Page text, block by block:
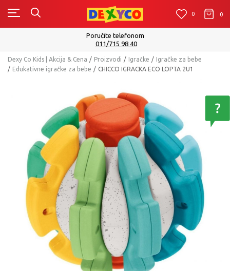
0 0 0
Poručite telefonom
011/715 98 40
Dexy Co Kids | Akcija & Cena Proizvodi Igračke
Igračke za bebe
Edukativne igračke za bebe
CHICCO IGRACKA ECO LOPTA 2U1